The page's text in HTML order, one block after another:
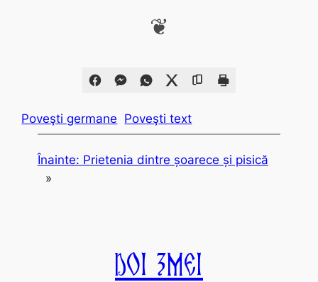
❦
Poveşti germane Poveşti text
Înainte: Prietenia dintre șoarece și pisică
»
Doi Zmei